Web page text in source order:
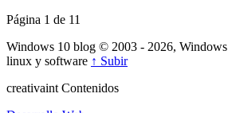
Página 1 de 11
Windows 10 blog © 2003 - 2026, Windows
linux y software ↑ Subir
creativaint Contenidos